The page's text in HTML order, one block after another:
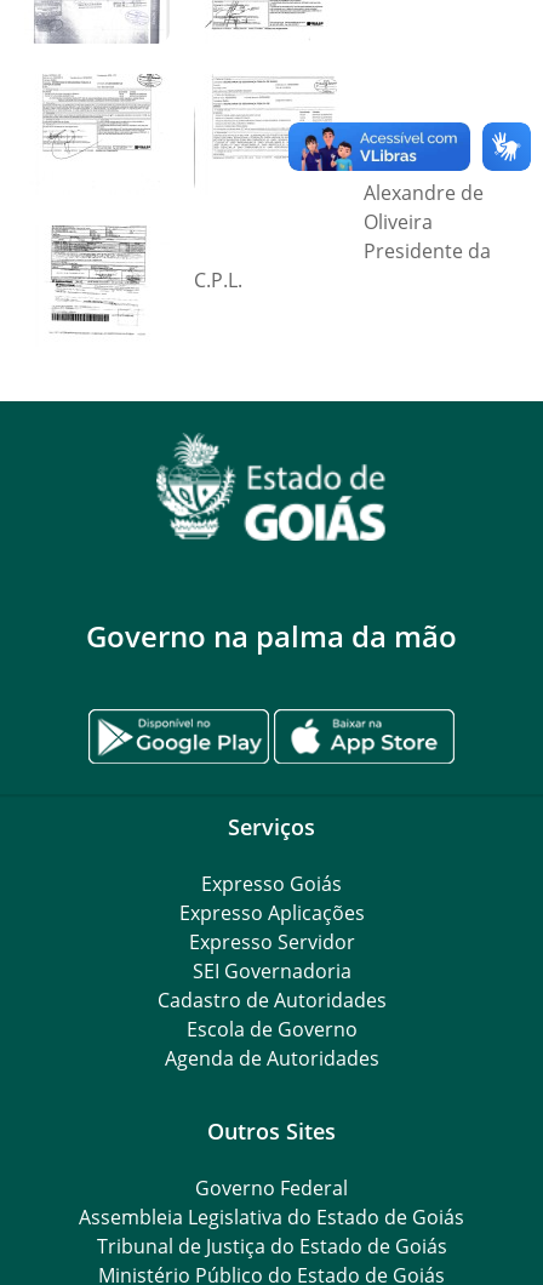
Germino
Alexandre de
Oliveira
Presidente da
C.P.L.
Governo na palma da mão
Serviços
Expresso Goiás
Expresso Aplicações
Expresso Servidor
SEI Governadoria
Cadastro de Autoridades
Escola de Governo
Agenda de Autoridades
Outros Sites
Governo Federal
Assembleia Legislativa do Estado de Goiás
Tribunal de Justiça do Estado de Goiás
Ministério Público do Estado de Goiás